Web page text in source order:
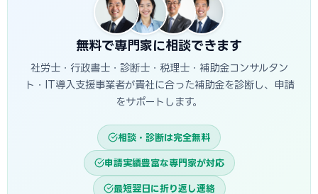
無料で専門家に相談できます
社労士・行政書士・診断士・税理士・補助金コンサルタン
ト・IT導入支援事業者が貴社に合った補助金を診断し、申請
をサポートします。
相談・診断は完全無料
申請実績豊富な専門家が対応
最短翌日に折り返し連絡